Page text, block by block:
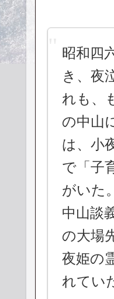
昭和四
き、夜
れも、
の中山
は、小
で「子
がいた
中山談
の大場
夜姫の
れてい